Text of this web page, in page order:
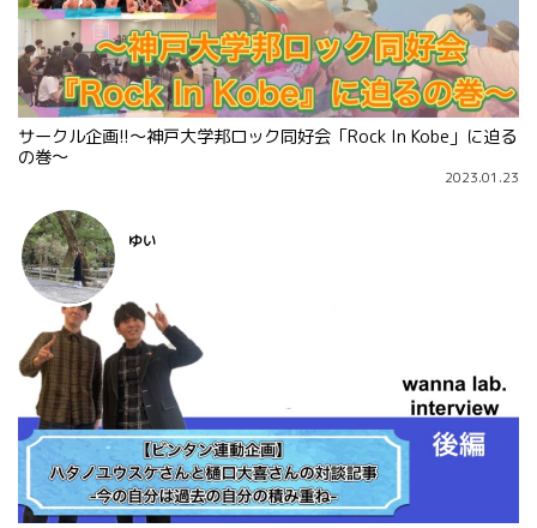
サークル企画!!～神戸大学邦ロック同好会「Rock In Kobe」に迫る
の巻～
2023.01.23
ゆい